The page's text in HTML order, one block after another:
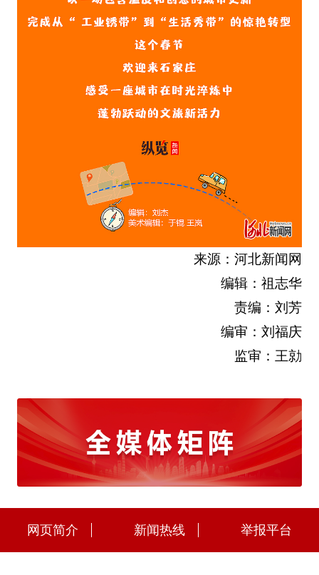
来源：河北新闻网
编辑：祖志华
责编：刘芳
编审：刘福庆
监审：王勍
网页简介 新闻热线 举报平台